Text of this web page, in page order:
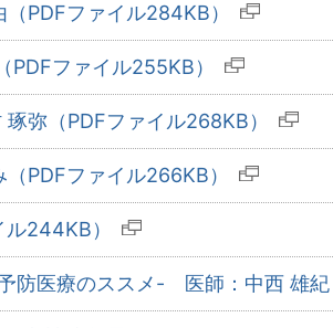
PDFファイル284KB）
ファイル255KB）
弥（PDFファイル268KB）
PDFファイル266KB）
244KB）
防医療のススメ- 医師：中西 雄